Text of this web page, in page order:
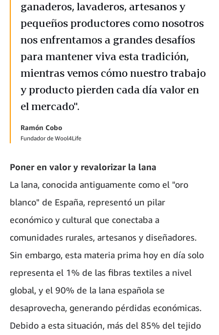
ganaderos, lavaderos, artesanos y
pequeños productores como nosotros
nos enfrentamos a grandes desafíos
para mantener viva esta tradición,
mientras vemos cómo nuestro trabajo
y producto pierden cada día valor en
el mercado".
Ramón Cobo
Fundador de Wool4Life
Poner en valor y revalorizar la lana
La lana, conocida antiguamente como el "oro
blanco" de España, representó un pilar
económico y cultural que conectaba a
comunidades rurales, artesanos y diseñadores.
Sin embargo, esta materia prima hoy en día solo
representa el 1% de las fibras textiles a nivel
global, y el 90% de la lana española se
desaprovecha, generando pérdidas económicas.
Debido a esta situación, más del 85% del tejido